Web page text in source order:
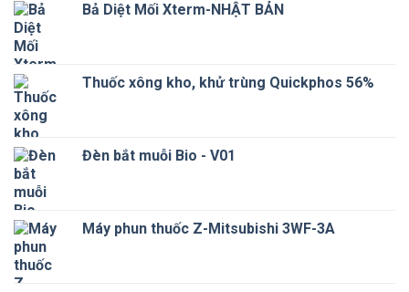
Bả Diệt Mối Xterm-NHẬT BẢN
Thuốc xông kho, khử trùng Quickphos 56%
Đèn bắt muỗi Bio - V01
Máy phun thuốc Z-Mitsubishi 3WF-3A